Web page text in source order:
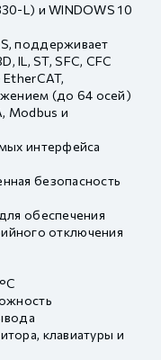
L) и WINDOWS 10
поддерживает
IL, ST, SFC, CFC
(до 64 осей)
Modbus и
интерфейса
безопасность
обеспечения
отключения
клавиатуры и